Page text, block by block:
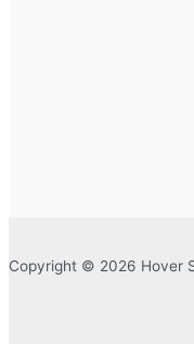
Copyright © 2026 Hover